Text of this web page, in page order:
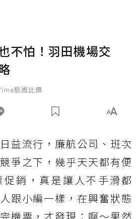
不怕！羽田機場交
旅遊比價
益流行，廉航公司、班次
爭之下，幾乎天天都有便
銷，真是讓人不手滑都
跟小編一樣，在興奮狀態